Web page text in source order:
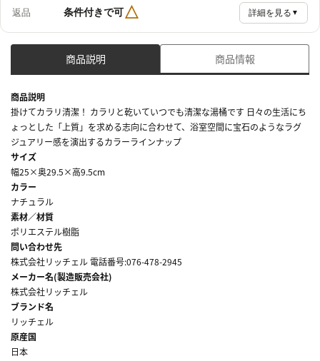
返品 条件付きで可△ 詳細を見る ▼
商品説明 商品情報
商品説明
掛けてカラリ清潔！ カラリと乾いていつでも清潔な湯桶です 日々の生活にち
ょっとした「上質」を求める志向に合わせて、浴室空間に宝石のようなラグ
ジュアリー感を演出するカラーラインナップ
サイズ
幅25×奥29.5×高9.5cm
カラー
ナチュラル
素材／材質
ポリエステル樹脂
問い合わせ先
株式会社リッチェル 電話番号:076-478-2945
メーカー名(製造販売会社)
株式会社リッチェル
ブランド名
リッチェル
原産国
日本